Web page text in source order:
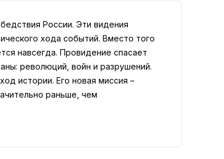
России. Эти видения
хода событий. Вместо того
навсегда. Провидение спасает
революций, войн и разрушений.
истории. Его новая миссия –
раньше, чем